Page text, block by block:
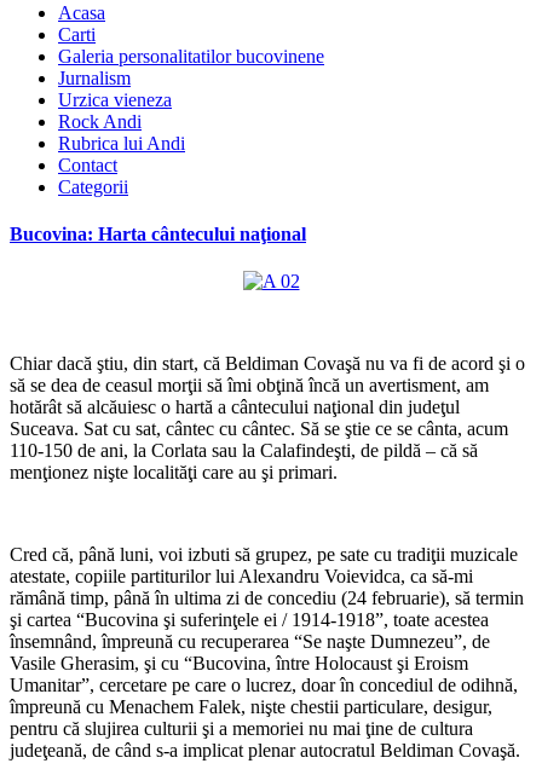
Acasa
Carti
Galeria personalitatilor bucovinene
Jurnalism
Urzica vieneza
Rock Andi
Rubrica lui Andi
Contact
Categorii
Bucovina: Harta cântecului naţional
Chiar dacă ştiu, din start, că Beldiman Covaşă nu va fi de acord şi o
să se dea de ceasul morţii să îmi obţină încă un avertisment, am
hotărât să alcăuiesc o hartă a cântecului naţional din judeţul
Suceava. Sat cu sat, cântec cu cântec. Să se ştie ce se cânta, acum
110-150 de ani, la Corlata sau la Calafindeşti, de pildă – că să
menţionez nişte localităţi care au şi primari.
Cred că, până luni, voi izbuti să grupez, pe sate cu tradiţii muzicale
atestate, copiile partiturilor lui Alexandru Voievidca, ca să-mi
rămână timp, până în ultima zi de concediu (24 februarie), să termin
şi cartea “Bucovina şi suferinţele ei / 1914-1918”, toate acestea
însemnând, împreună cu recuperarea “Se naşte Dumnezeu”, de
Vasile Gherasim, şi cu “Bucovina, între Holocaust şi Eroism
Umanitar”, cercetare pe care o lucrez, doar în concediul de odihnă,
împreună cu Menachem Falek, nişte chestii particulare, desigur,
pentru că slujirea culturii şi a memoriei nu mai ţine de cultura
judeţeană, de când s-a implicat plenar autocratul Beldiman Covaşă.